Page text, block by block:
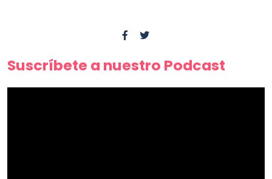
Suscríbete a nuestro Podcast